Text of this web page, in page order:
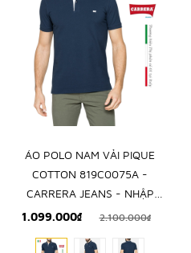
ÁO POLO NAM VẢI PIQUE
COTTON 819C0075A -
CARRERA JEANS - NHẬP
KHẨU CHÍNH NGẠCH TỪ
1.099.000₫ 2.100.000₫